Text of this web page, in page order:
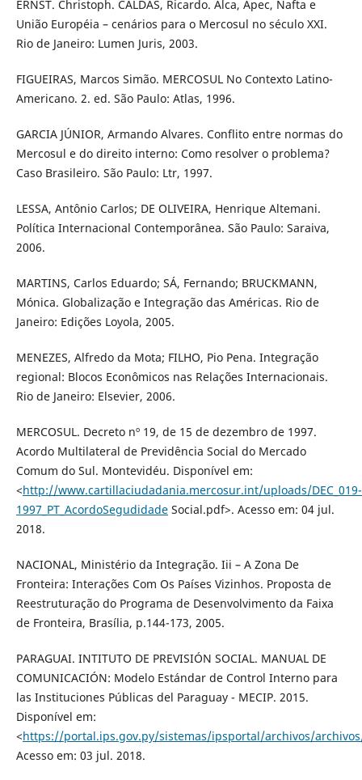
ERNST. Christoph. CALDAS, Ricardo. Alca, Apec, Nafta e
União Européia – cenários para o Mercosul no século XXI.
Rio de Janeiro: Lumen Juris, 2003.
FIGUEIRAS, Marcos Simão. MERCOSUL No Contexto Latino-
Americano. 2. ed. São Paulo: Atlas, 1996.
GARCIA JÚNIOR, Armando Alvares. Conflito entre normas do
Mercosul e do direito interno: Como resolver o problema?
Caso Brasileiro. São Paulo: Ltr, 1997.
LESSA, Antônio Carlos; DE OLIVEIRA, Henrique Altemani.
Política Internacional Contemporânea. São Paulo: Saraiva,
2006.
MARTINS, Carlos Eduardo; SÁ, Fernando; BRUCKMANN,
Mónica. Globalização e Integração das Américas. Rio de
Janeiro: Edições Loyola, 2005.
MENEZES, Alfredo da Mota; FILHO, Pio Pena. Integração
regional: Blocos Econômicos nas Relações Internacionais.
Rio de Janeiro: Elsevier, 2006.
MERCOSUL. Decreto nº 19, de 15 de dezembro de 1997.
Acordo Multilateral de Previdência Social do Mercado
Comum do Sul. Montevidéu. Disponível em:
<http://www.cartillaciudadania.mercosur.int/uploads/DEC_019-
1997_PT_AcordoSegudidadeSocial.pdf>. Acesso em: 04 jul.
2018.
NACIONAL, Ministério da Integração. Iii – A Zona De
Fronteira: Interações Com Os Países Vizinhos. Proposta de
Reestruturação do Programa de Desenvolvimento da Faixa
de Fronteira, Brasília, p.144-173, 2005.
PARAGUAI. INTITUTO DE PREVISIÓN SOCIAL. MANUAL DE
COMUNICACIÓN: Modelo Estándar de Control Interno para
las Instituciones Públicas del Paraguay - MECIP. 2015.
Disponível em:
<https://portal.ips.gov.py/sistemas/ipsportal/archivos/
Acesso em: 03 jul. 2018.